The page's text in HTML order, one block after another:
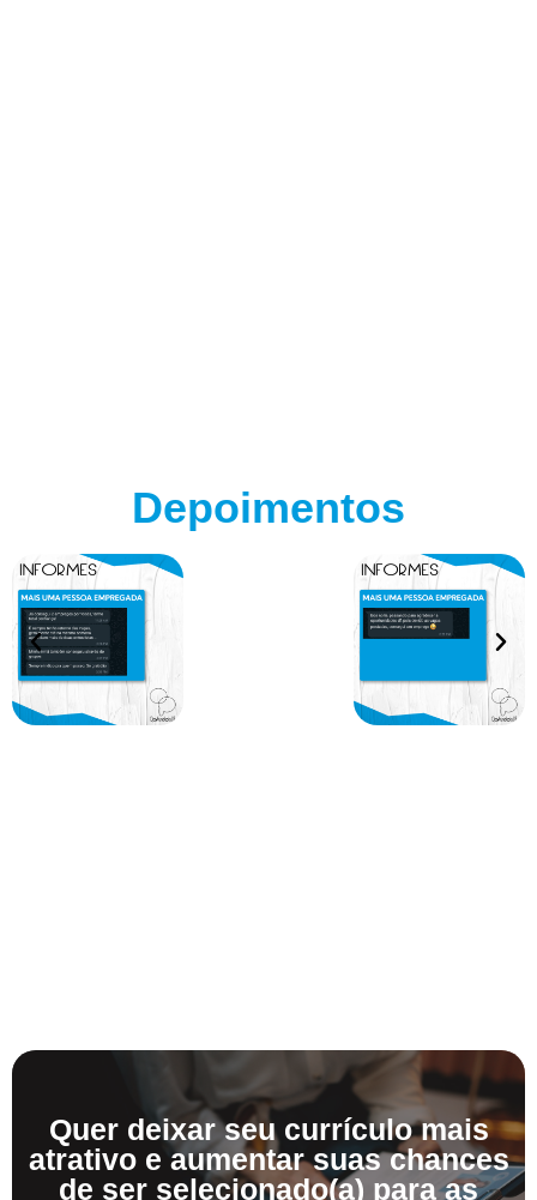
Depoimentos
Quer deixar seu currículo mais
atrativo e aumentar suas chances
de ser selecionado(a) para as